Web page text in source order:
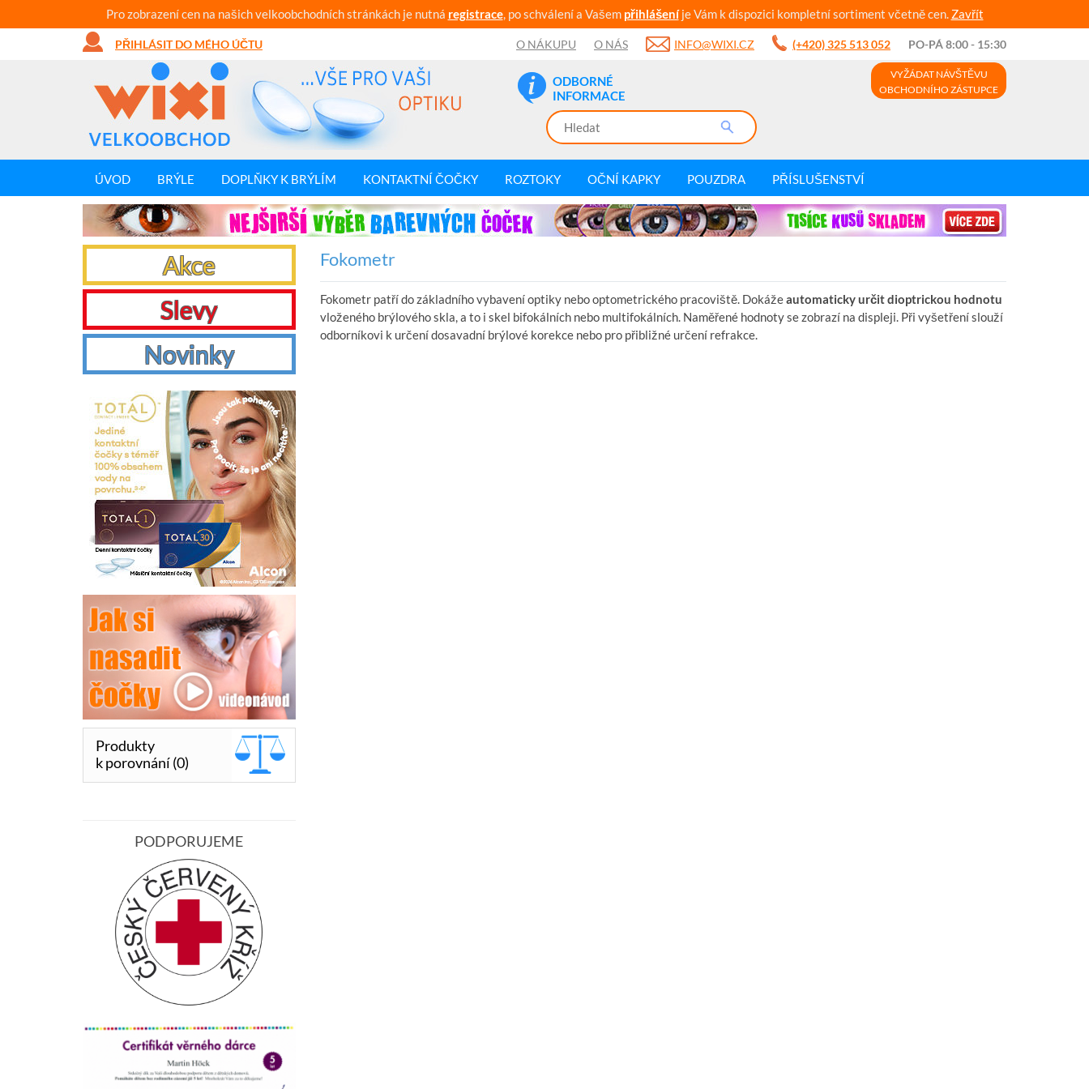
Pro zobrazení cen na našich velkoobchodních stránkách je nutná registrace, po schválení a Vašem přihlášeníje Vám k dispozici kompletní sortiment včetně cen. Zavřít
PŘIHLÁSIT DO MÉHO ÚČTU O NÁKUPU O NÁS INFO@WIXI.CZ (+420) 325 513 052 PO-PÁ 8:00 - 15:30
ODBORNÉ
INFORMACE
VYŽÁDAT NÁVŠTĚVU
OBCHODNÍHO ZÁSTUPCE
ÚVOD BRÝLE DOPLŇKY K BRÝLÍM KONTAKTNÍ ČOČKY ROZTOKY OČNÍ KAPKY POUZDRA PŘÍSLUŠENSTVÍ
Fokometr
Fokometr patří do základního vybavení optiky nebo optometrického pracoviště. Dokážeautomaticky určit dioptrickou hodnotu
vloženého brýlového skla, a to i skel bifokálních nebo multifokálních. Naměřené hodnoty se zobrazí na displeji. Při vyšetření slouží
odborníkovi k určení dosavadní brýlové korekce nebo pro přibližné určení refrakce.
Akce
Slevy
Novinky
Produkty
k porovnání (0)
PODPORUJEME